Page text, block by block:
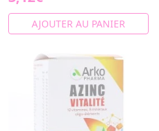
AJOUTER AU PANIER